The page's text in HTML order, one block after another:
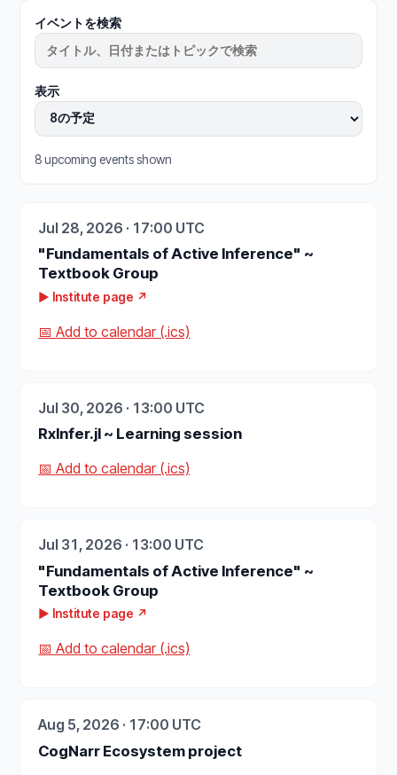
イベントを検索
表示
8 upcoming events shown
Jul 28, 2026 · 17:00 UTC
"Fundamentals of Active Inference" ~
Textbook Group
▶ Institute page ↗
📅 Add to calendar (.ics)
Jul 30, 2026 · 13:00 UTC
RxInfer.jl ~ Learning session
📅 Add to calendar (.ics)
Jul 31, 2026 · 13:00 UTC
"Fundamentals of Active Inference" ~
Textbook Group
▶ Institute page ↗
📅 Add to calendar (.ics)
Aug 5, 2026 · 17:00 UTC
CogNarr Ecosystem project